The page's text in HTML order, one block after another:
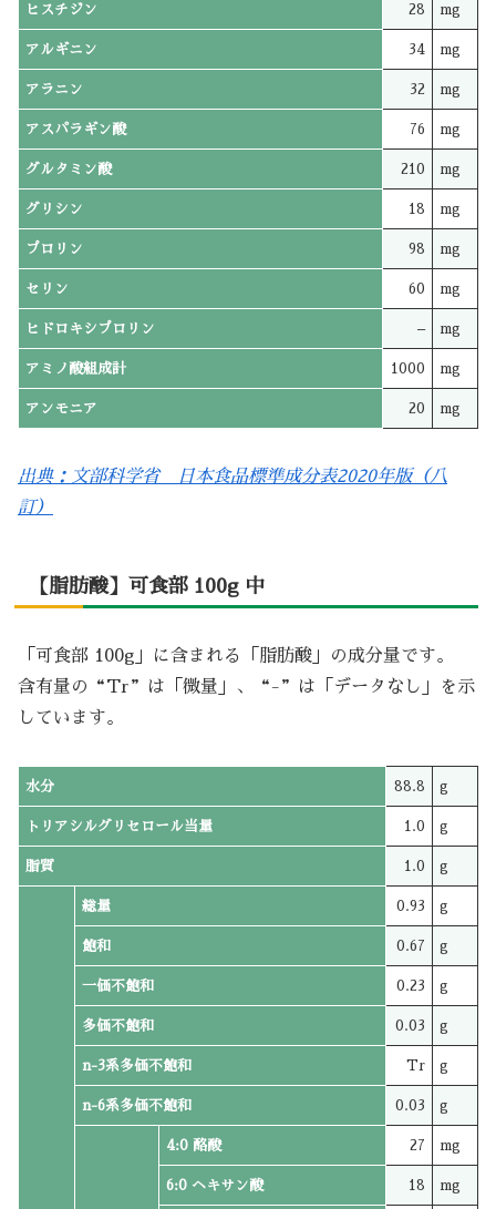
ヒスチジン 28 mg
アルギニン 34 mg
アラニン 32 mg
アスパラギン酸 76 mg
グルタミン酸 210 mg
グリシン 18 mg
プロリン 98 mg
セリン 60 mg
ヒドロキシプロリン – mg
アミノ酸組成計 1000 mg
アンモニア 20 mg
出典：文部科学省 日本食品標準成分表2020年版（八
訂）
【脂肪酸】可食部 100g 中
「可食部 100g」に含まれる「脂肪酸」の成分量です。
含有量の“Tr”は「微量」、“-”は「データなし」を示
しています。
水分 88.8 g
トリアシルグリセロール当量 1.0 g
脂質 1.0 g
総量 0.93 g
飽和 0.67 g
一価不飽和 0.23 g
多価不飽和 0.03 g
n-3系多価不飽和 Tr g
n-6系多価不飽和 0.03 g
4:0 酪酸 27 mg
6:0 ヘキサン酸 18 mg